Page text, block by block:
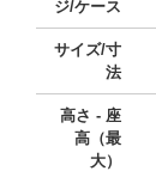
ジ/ケース
サイズ/寸
法
高さ - 座
高（最
大）